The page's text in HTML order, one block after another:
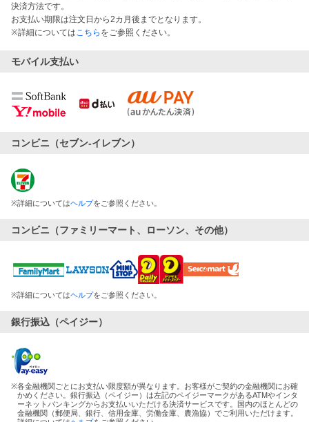
決済方法です。
お支払い期限は注文日から2カ月後までとなります。
※詳細についてはこちら をご参照ください。
モバイル支払い
コンビニ（セブン-イレブン）
※詳細についてはヘルプをご参照ください。
コンビニ（ファミリーマート、ローソン、その他）
※詳細についてはヘルプをご参照ください。
銀行振込（ペイジー）
※各金融機関ごとにお支払い限度額が異なります。お客様がご契約の金融機関にお確
かめください。銀行振込（ペイジー）は左記のペイジーマークがあるATMやインタ
ーネットバンキングからお支払いいただける決済サービスです。国内のほとんどの
金融機関（郵便局、銀行、信用金庫、労働金庫、農漁協）でご利用いただけます。